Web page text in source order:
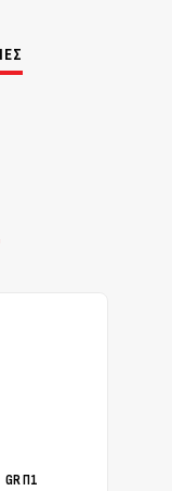
GR Π1